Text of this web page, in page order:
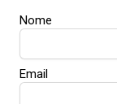
Nome
Email